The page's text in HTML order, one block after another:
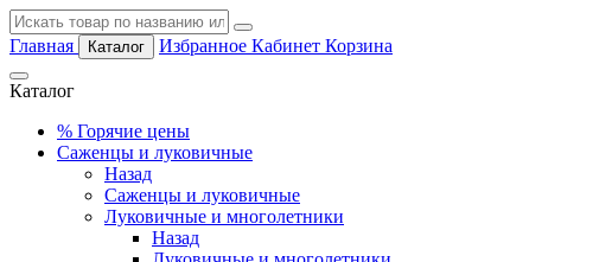
Главная Каталог Избранное Кабинет Корзина
Каталог
% Горячие цены
Саженцы и луковичные
Назад
Саженцы и луковичные
Луковичные и многолетники
Назад